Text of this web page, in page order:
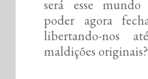
será esse
poder agora
libertando-nos
maldições originais?